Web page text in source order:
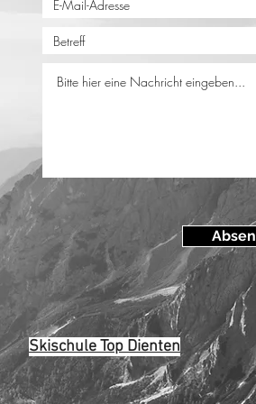
Skischule Top Dienten